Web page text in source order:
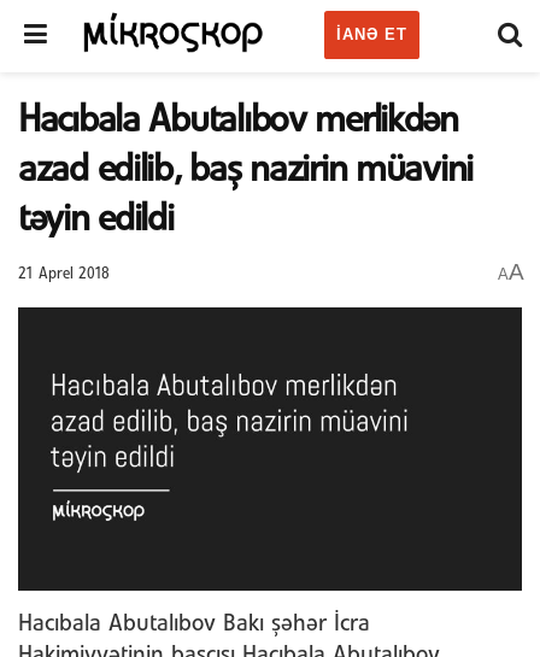
IANƏ ET
Hacıbala Abutalıbov merlikdən
azad edilib, baş nazirin müavini
təyin edildi
21 Aprel 2018 AA
Hacıbala Abutalıbov Bakı şəhər İcra